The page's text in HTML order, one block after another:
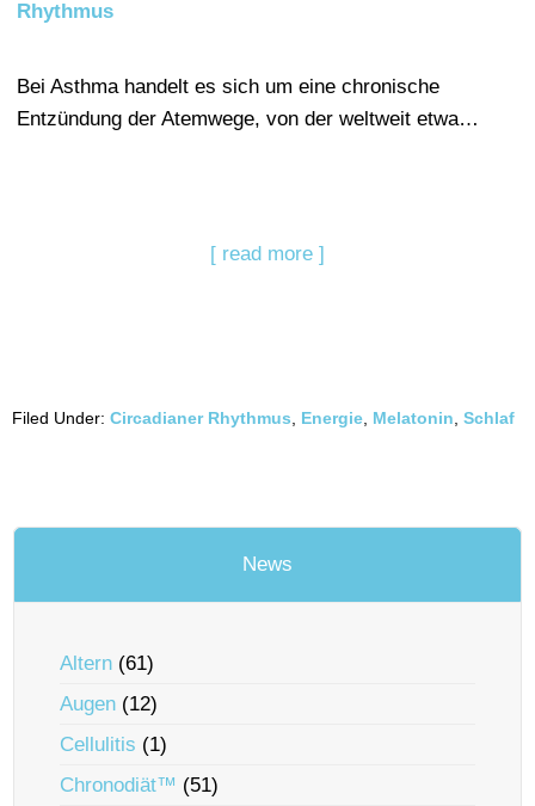
Rhythmus
Bei Asthma handelt es sich um eine chronische
Entzündung der Atemwege, von der weltweit etwa…
[ read more ]
Filed Under: Circadianer Rhythmus Energie Melatonin Schlaf
News
Altern (61)
Augen (12)
Cellulitis (1)
Chronodiät™ (51)